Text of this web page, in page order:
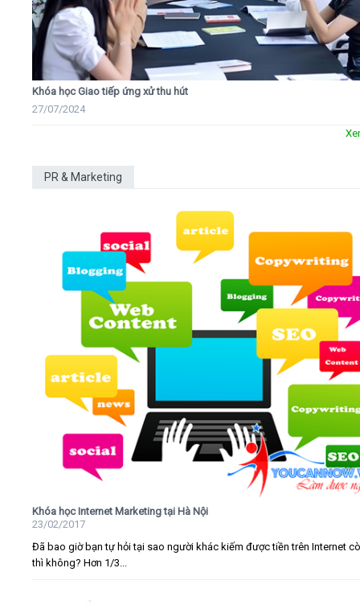
Khóa học Giao tiếp ứng xử thu hút
27/07/2024
PR & Marketing
Khóa học Internet Marketing tại Hà Nội
23/02/2017
Đã bao giờ bạn tự hỏi tại sao người khác kiếm được tiền trên Internet
thì không? Hơn 1/3...